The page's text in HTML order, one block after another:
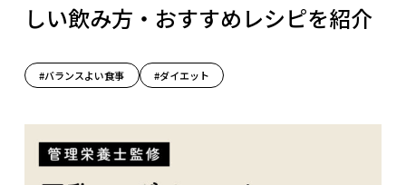
しい飲み方・おすすめレシピを紹介
#バランスよい食事 #ダイエット